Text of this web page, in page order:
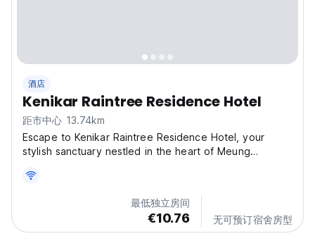
酒店
Kenikar Raintree Residence Hotel
距市中心 13.74km
Escape to Kenikar Raintree Residence Hotel, your
stylish sanctuary nestled in the heart of Meung
sounds of nature in our cozy haven. While we may not
have a list of specific facilities, prepare to be
最低独立房间
€10.76 无可预订宿舍房型